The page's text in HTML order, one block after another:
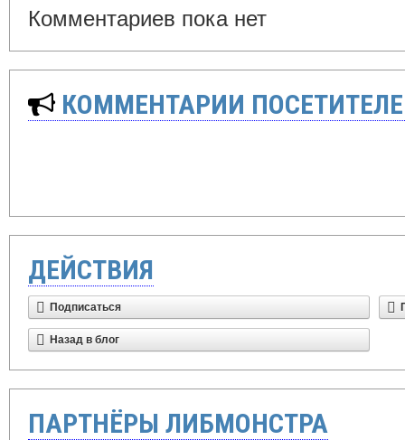
Комментариев пока нет
КОММЕНТАРИИ
ДЕЙСТВИЯ
Подписаться
Назад в блог
ПАРТНЁРЫ ЛИБМОНСТРА